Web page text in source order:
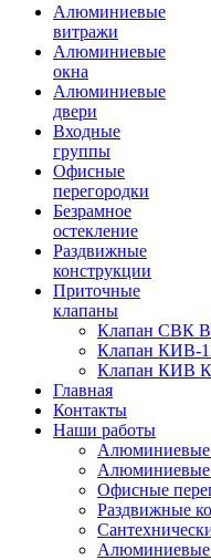
Алюминиевые
витражи
Алюминиевые
окна
Алюминиевые
двери
Входные
группы
Офисные
перегородки
Безрамное
остекление
Раздвижные
конструкции
Приточные
клапаны
Клапан СВК
Клапан КИВ-
Клапан КИВ
Главная
Контакты
Наши работы
Алюминиевые
Алюминиевые
Офисные
Раздвижные
Алюминиевые